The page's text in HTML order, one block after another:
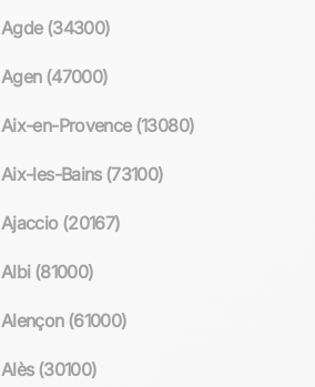
Agde (34300)
Agen (47000)
Aix-en-Provence (13080)
Aix-les-Bains (73100)
Ajaccio (20167)
Albi (81000)
Alençon (61000)
Alès (30100)